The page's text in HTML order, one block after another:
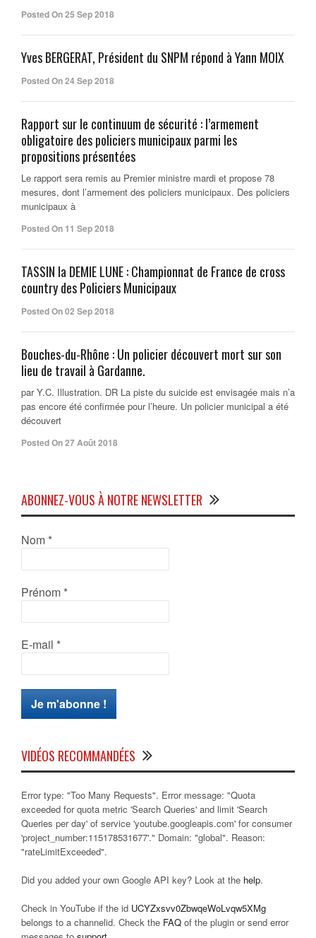
Posted On 25 Sep 2018
Yves BERGERAT, Président du SNPM répond à Yann MOIX
Posted On 24 Sep 2018
Rapport sur le continuum de sécurité : l’armement
obligatoire des policiers municipaux parmi les
propositions présentées
Le rapport sera remis au Premier ministre mardi et propose 78
mesures, dont l’armement des policiers municipaux. Des policiers
municipaux à
Posted On 11 Sep 2018
TASSIN la DEMIE LUNE : Championnat de France de cross
country des Policiers Municipaux
Posted On 02 Sep 2018
Bouches-du-Rhône : Un policier découvert mort sur son
lieu de travail à Gardanne.
par Y.C. Illustration. DR La piste du suicide est envisagée mais n’a
pas encore été confirmée pour l’heure. Un policier municipal a été
découvert
Posted On 27 Août 2018
ABONNEZ-VOUS À NOTRE NEWSLETTER
Nom *
Prénom *
E-mail *
VIDÉOS RECOMMANDÉES
Error type: "Too Many Requests". Error message: "Quota
exceeded for quota metric 'Search Queries' and limit 'Search
Queries per day' of service 'youtube.googleapis.com' for consumer
'project_number:115178531677'." Domain: "global". Reason:
"rateLimitExceeded".
Did you added your own Google API key? Look at the help.
Check in YouTube if the id UCYZxsvv0ZbwqeWoLvqw5XMg
belongs to a channelid. Check the FAQ of the plugin or send error